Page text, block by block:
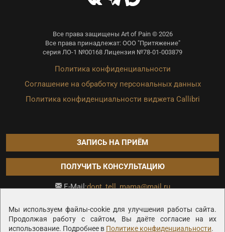
Мы используем файлы-cookie для улучшения работы сайта.
Продолжая работу с сайтом, Вы даёте согласие на их
использование. Подробнее в Политике конфиденциальности.
Все права защищены Art of Pain © 2026
Все права принадлежат: ООО "Притяжение"
серия ЛО-1 №00168 Лицензия №78-01-003879
Политика конфиденциальности
Соглашение на обработку персональных данных
Политика конфиденциальности виджета Callibri
ЗАПИСЬ НА ПРИЁМ
ПОЛУЧИТЬ КОНСУЛЬТАЦИЮ
E-Mail:dont_tell_mama@mail.ru